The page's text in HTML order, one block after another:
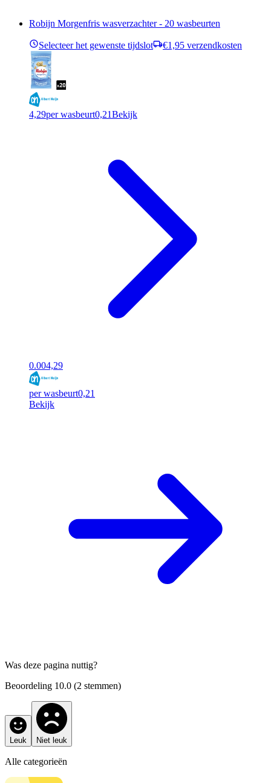
Robijn Morgenfris wasverzachter - 20 wasbeurten
Selecteer het gewenste tijdslot €1,95 verzendkosten
4,29per wasbeurt0,21Bekijk
0.004,29
per wasbeurt0,21
Bekijk
Was deze pagina nuttig?
Beoordeling 10.0 (2 stemmen)
Leuk Niet leuk
Alle categorieën